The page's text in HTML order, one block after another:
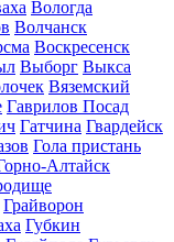
Вологда
Волчанск
Воскресенск
Выборг Выкса
Вяземский
Гаврилов Посад
Гатчина Гвардейск
Гола пристань
Алтайск
Грайворон
Губкин